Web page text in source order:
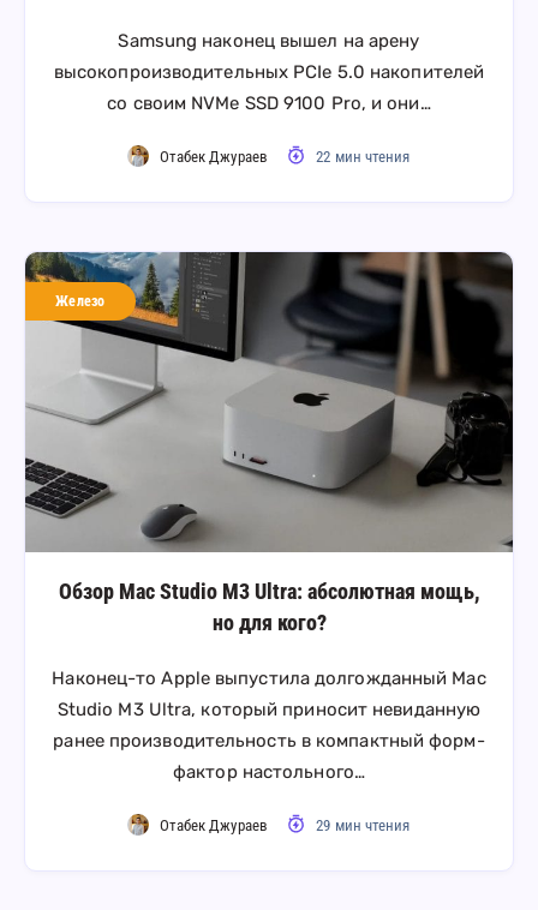
Samsung наконец вышел на арену
высокопроизводительных PCIe 5.0 накопителей
со своим NVMe SSD 9100 Pro, и они…
Отабек Джураев 22 мин чтения
Железо
Обзор Mac Studio M3 Ultra: абсолютная мощь,
но для кого?
Наконец-то Apple выпустила долгожданный Mac
Studio M3 Ultra, который приносит невиданную
ранее производительность в компактный форм-
фактор настольного…
Отабек Джураев 29 мин чтения